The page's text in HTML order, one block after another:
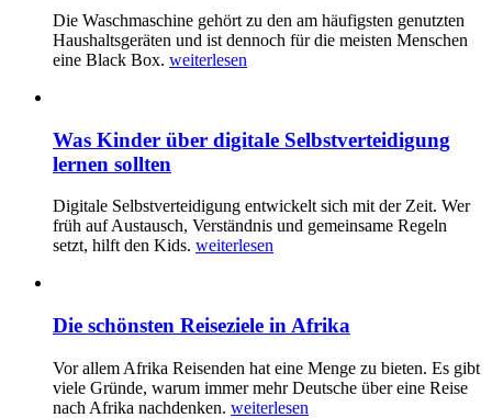
Die Waschmaschine gehört zu den am häufigsten genutzten
Haushaltsgeräten und ist dennoch für die meisten Menschen
eine Black Box. weiterlesen
Was Kinder über digitale Selbstverteidigung
lernen sollten
Digitale Selbstverteidigung entwickelt sich mit der Zeit. Wer
früh auf Austausch, Verständnis und gemeinsame Regeln
setzt, hilft den Kids. weiterlesen
Die schönsten Reiseziele in Afrika
Vor allem Afrika Reisenden hat eine Menge zu bieten. Es gibt
viele Gründe, warum immer mehr Deutsche über eine Reise
nach Afrika nachdenken. weiterlesen